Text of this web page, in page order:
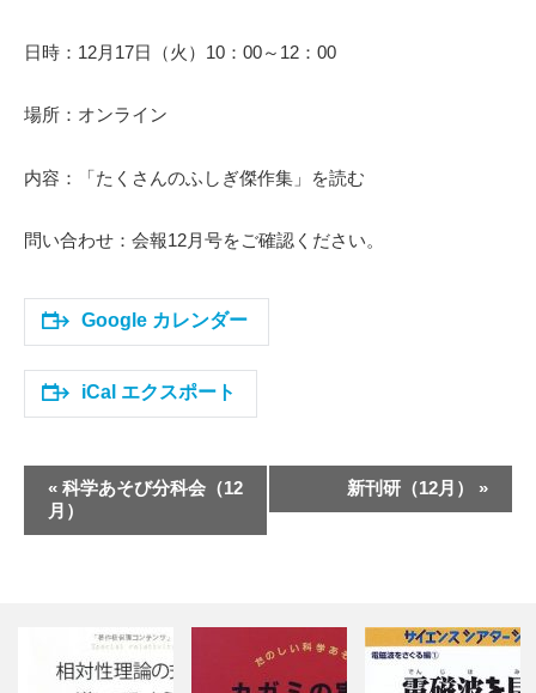
日時：12月17日（火）10：00～12：00
場所：オンライン
内容：「たくさんのふしぎ傑作集」を読む
問い合わせ：会報12月号をご確認ください。
Google カレンダー
iCal エクスポート
ン
« 科学あそび分科会（12
月）
新刊研（12月） »